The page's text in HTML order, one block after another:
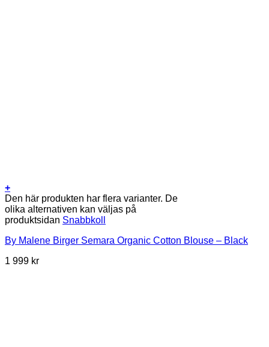
+
Den här produkten har flera varianter. De
olika alternativen kan väljas på
produktsidan Snabbkoll
By Malene Birger Semara Organic Cotton Blouse – Black
1 999 kr